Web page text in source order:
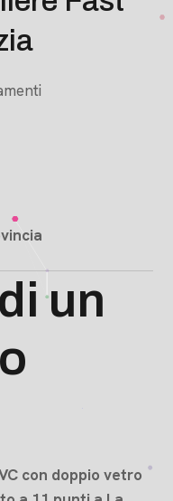
un
con doppio vetro